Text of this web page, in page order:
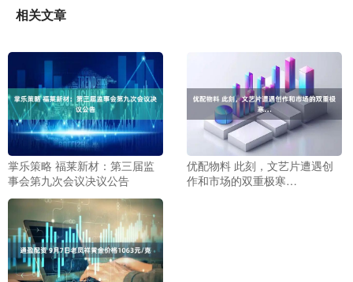
相关文章
掌乐策略 福莱新材：第三届监
事会第九次会议决议公告
优配物料 此刻，文艺片遭遇创
作和市场的双重极寒…